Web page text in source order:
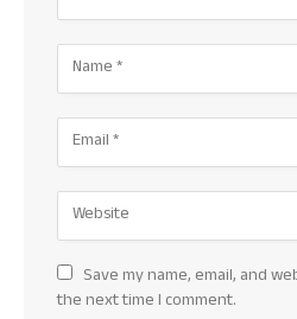
Save my name, email, and
the next time I comment.